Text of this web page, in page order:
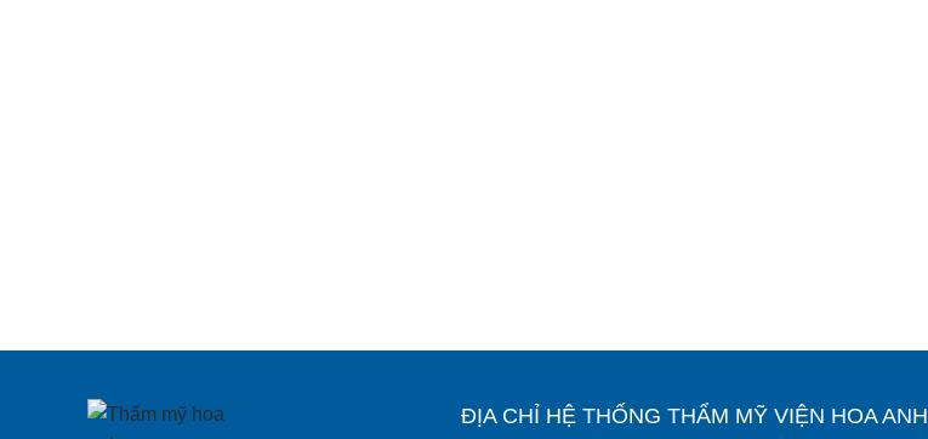
ĐỊA CHỈ HỆ THỐNG THẨM MỸ VIỆN HOA ANH